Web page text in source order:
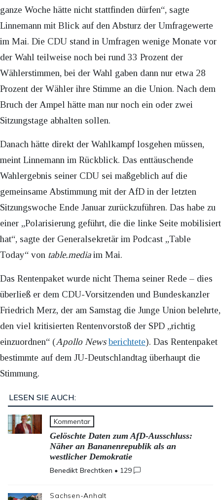
ganze Woche hätte nicht stattfinden dürfen“, sagte
Linnemann mit Blick auf den Absturz der Umfragewerte
im Mai. Die CDU stand in Umfragen wenige Monate vor
der Wahl teilweise noch bei rund 33 Prozent der
Wählerstimmen, bei der Wahl gaben dann nur etwa 28
Prozent der Wähler ihre Stimme an die Union. Nach dem
Bruch der Ampel hätte man nur noch ein oder zwei
Sitzungstage abhalten sollen.
Danach hätte direkt der Wahlkampf losgehen müssen,
meint Linnemann im Rückblick. Das enttäuschende
Wahlergebnis seiner CDU sei maßgeblich auf die
gemeinsame Abstimmung mit der AfD in der letzten
Sitzungswoche Ende Januar zurückzuführen. Das habe zu
einer „Polarisierung geführt, die die linke Seite mobilisiert
hat“, sagte der Generalsekretär im Podcast „Table
Today“ von table.mediaim Mai.
Das Rentenpaket wurde nicht Thema seiner Rede – dies
überließ er dem CDU-Vorsitzenden und Bundeskanzler
Friedrich Merz, der am Samstag die Junge Union belehrte,
den viel kritisierten Rentenvorstoß der SPD „richtig
einzuordnen“ (Apollo News berichtete). Das Rentenpaket
bestimmte auf dem JU-Deutschlandtag überhaupt die
Stimmung.
LESEN SIE AUCH:
Kommentar
Gelöschte Daten zum AfD-Ausschluss:
Näher an Bananenrepublik als an
westlicher Demokratie
Benedikt Brechtken • 129
Sachsen-Anhalt